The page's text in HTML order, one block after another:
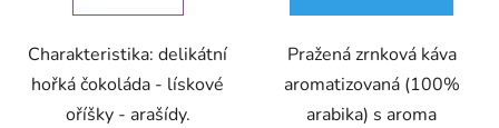
Charakteristika: delikátní
hořká čokoláda - lískové
oříšky - arašídy.
Pražená zrnková káva
aromatizovaná (100%
arabika) s aroma